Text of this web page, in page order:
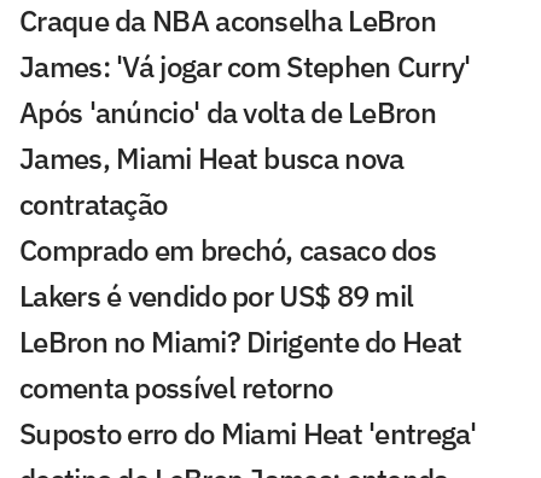
Craque da NBA aconselha LeBron
James: 'Vá jogar com Stephen Curry'
Após 'anúncio' da volta de LeBron
James, Miami Heat busca nova
contratação
Comprado em brechó, casaco dos
Lakers é vendido por US$ 89 mil
LeBron no Miami? Dirigente do Heat
comenta possível retorno
Suposto erro do Miami Heat 'entrega'